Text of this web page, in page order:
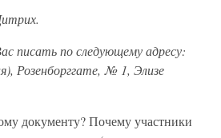
писать по следующему адресу:
Розенборггате, № 1, Элизе
документу? Почему участники